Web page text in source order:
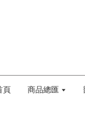
頁 商品總匯